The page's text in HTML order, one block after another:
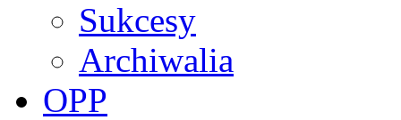
Sukcesy
Archiwalia
OPP